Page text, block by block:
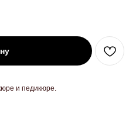
и педикюре.